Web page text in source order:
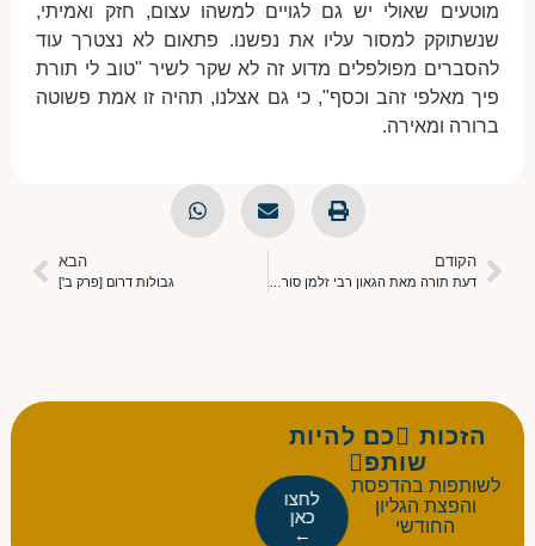
מוטעים שאולי יש גם לגויים למשהו עצום, חזק ואמיתי,
שנשתוקק למסור עליו את נפשנו. פתאום לא נצטרך עוד
להסברים מפולפלים מדוע זה לא שקר לשיר "טוב לי תורת
פיך מאלפי זהב וכסף", כי גם אצלנו, תהיה זו אמת פשוטה
ברורה ומאירה.
הקודם
דעת תורה מאת הגאון רבי זלמן סורוצקין זצ"ל – אב"ד לוצק ויו"ר מועצת גדולי התורה
הבא
גבולות דרום [פרק ב']
הזכות כם להיות
שותפ
לשותפות בהדפסת
והפצת הגליון
החודשי
לחצו
כאן
←